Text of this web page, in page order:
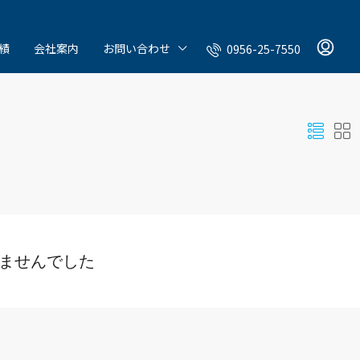
会社案内 お問い合わせ 0956-25-7550
せんでした